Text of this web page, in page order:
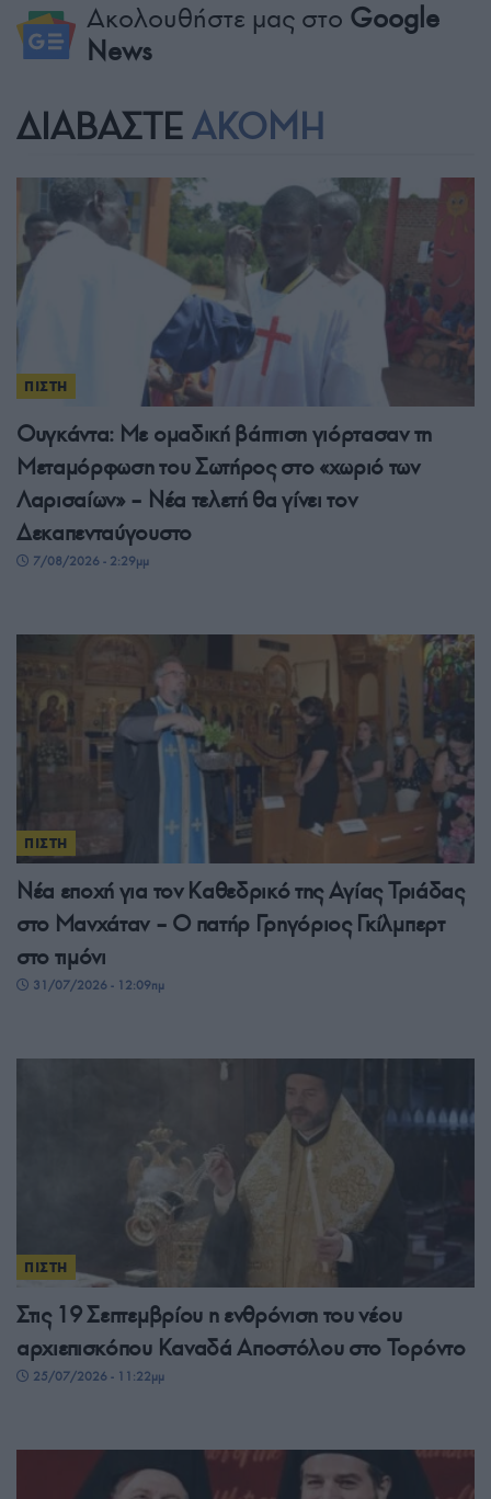
Ακολουθήστε μας στο Google
News
ΔΙΑΒΑΣΤΕ ΑΚΟΜΗ
ΠΙΣΤΗ
Ουγκάντα: Με ομαδική βάπτιση γιόρτασαν τη
Μεταμόρφωση του Σωτήρος στο «χωριό των
Λαρισαίων» – Νέα τελετή θα γίνει τον
Δεκαπενταύγουστο
7/08/2026 - 2:29μμ
ΠΙΣΤΗ
Νέα εποχή για τον Καθεδρικό της Αγίας Τριάδας
στο Μανχάταν – O πατήρ Γρηγόριος Γκίλμπερτ
στο τιμόνι
31/07/2026 - 12:09πμ
ΠΙΣΤΗ
Στις 19 Σεπτεμβρίου η ενθρόνιση του νέου
αρχιεπισκόπου Καναδά Αποστόλου στο Τορόντο
25/07/2026 - 11:22μμ